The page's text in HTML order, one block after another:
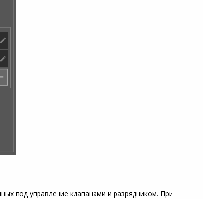
под управление клапанами и разрядником. При